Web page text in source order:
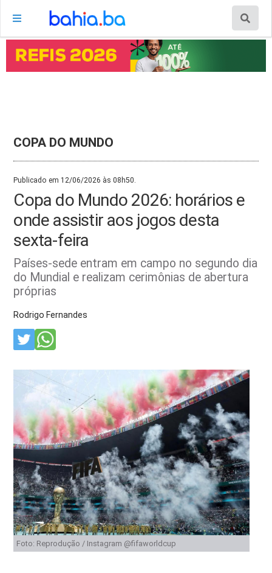
COPA DO MUNDO
Publicado em 12/06/2026 às 08h50.
Copa do Mundo 2026: horários e
onde assistir aos jogos desta
sexta-feira
Países-sede entram em campo no segundo dia
do Mundial e realizam cerimônias de abertura
próprias
Rodrigo Fernandes
Foto: Reprodução / Instagram @fifaworldcup